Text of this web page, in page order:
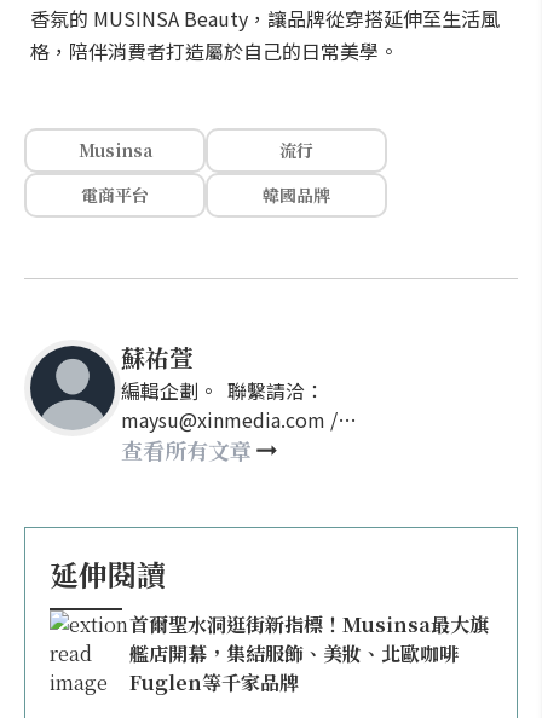
香氛的 MUSINSA Beauty，讓品牌從穿搭延伸至生活風
格，陪伴消費者打造屬於自己的日常美學。
Musinsa
流行
電商平台
韓國品牌
蘇祐萱
編輯企劃。 聯繫請洽：
maysu@xinmedia.com /
may860527@gmail.com
查看所有文章
延伸閱讀
首爾聖水洞逛街新指標！Musinsa最大旗
艦店開幕，集結服飾、美妝、北歐咖啡
Fuglen等千家品牌